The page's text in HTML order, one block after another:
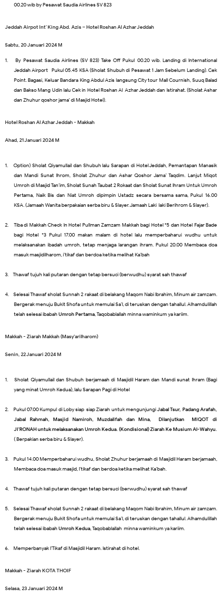
00.20 wib by Pesawat Saudia Airlines SV 823
Jeddah Airpot Int’ King Abd. Azis – Hotel Roshan Al Azhar Jeddah
Sabtu, 20 Januari 2024 M
1.
By Pesawat Saudia Airlines (SV 823) Take Off Pukul 00.20 wib. Landing di International
Jeddah Airport Pukul 05.45 KSA (Sholat Shubuh di Pesawat 1 Jam Sebelum Landing). Cek
Point. Bagasi, Keluar Bandara King Abdul Azis langsung City tour Mall Cournish, Suuq Balad
dan Bakso Mang Udin lalu Cek in Hotel Roshan Al-Azhar Jeddah dan Istirahat. (Sholat Ashar
dan Zhuhur qoshor jama' di Masjid Hotel).
Hotel Roshan Al Azhar Jeddah - Makkah
Ahad, 21 Januari 2024 M
1.
Option) Sholat Qiyamullail dan Shubuh lalu Sarapan di Hotel Jeddah, Pemantapan Manasik
dan Mandi Sunat Ihrom, Sholat Zhuhur dan Ashar Qoshor Jama’ Taqdim. Lanjut Miqot
Umroh di Masjid Tan’im, Sholat Sunah Taubat 2 Rokaat dan Sholat Sunat Ihram Untuk Umroh
Pertama, Naik Bis dan Niat Umroh dipimpin Ustadz secara bersama-sama, Pukul 16.00
KSA. (Jamaah Wanita berpakaian serba biru & Slayer. Jamaah Laki-laki Berihrom & Slayer).
2.
Tiba di Makkah Check In Hotel Pullman Zamzam Makkah bagi Hotel *5 dan Hotel Fajar Bade
bagi Hotel *3 Pukul 17.00 makan malam di hotel lalu memperbaharui wudhu untuk
melaksanakan ibadah umroh, tetap menjaga larangan ihram. Pukul 20.00 Membaca doa
masuk masjidilharom, i’tikaf dan berdoa ketika melihat Ka’bah
3. Thawaf tujuh kali putaran dengan tetap bersuci (berwudhu) syarat sah thawaf
4.
Selesai Thawaf sholat Sunnah 2 rakaat di belakang Maqom Nabi Ibrahim, Minum air zamzam.
Bergerak menuju Bukit Shofa untuk memulai Sa’I, di teruskan dengan tahallul. Alhamdulillah
telah selesai ibabah Umroh Pertama, Taqobablallah minna waminkum ya kariim.
Makkah - Ziarah Makkah (Masy'arilharom)
Senin, 22 Januari 2024 M
1.
Sholat Qiyamullail dan Shubuh berjamaah di Masjidil Haram dan Mandi sunat Ihram (Bagi
yang minat Umroh Kedua), lalu Sarapan Pagi di Hotel
2. Pukul 07.00 Kumpul di Loby siap-siap Ziarah untuk mengunjungiJabal Tsur, Padang Arafah,
Jabal Rahmah, Masjid Namiroh, Muzdalifah dan Mina, Dilanjutkan MIQOT di
JI'RONAH untuk melaksanakan Umroh Kedua. (Kondisional) Ziarah Ke Musium Al-Wahyu.
( Berpakian serba biru & Slayer).
3.
Pukul 14.00 Memperbaharui wudhu, Sholat Zhuhur berjamaah di Masjidil Haram berjamaah,
Membaca doa masuk masjid, I’tikaf dan berdoa ketika melihat Ka’bah.
4. Thawaf tujuh kali putaran dengan tetap bersuci (berwudhu) syarat sah thawaf
5.
Selesai Thawaf sholat Sunnah 2 rakaat di belakang Maqom Nabi Ibrahim, Minum air zamzam.
Bergerak menuju Bukit Shofa untuk memulai Sa’I, di teruskan dengan tahallul. Alhamdulillah
telah selesai ibabah Umroh Kedua, Taqobablallah minna waminkum ya kariim.
6. Memperbanyak I’Tikaf di Masjidil Haram. Istirahat di hotel.
Makkah - Ziarah KOTA THOIF
Selasa, 23 Januari 2024 M